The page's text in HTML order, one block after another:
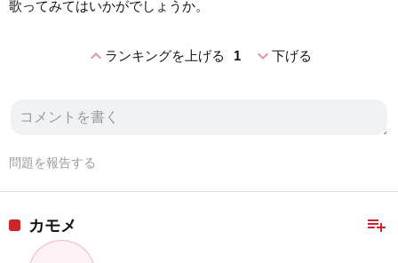
歌ってみてはいかがでしょうか。
expand_lessランキングを上げる 1 expand_more下げる
問題を報告する
playlist_add
カモメ